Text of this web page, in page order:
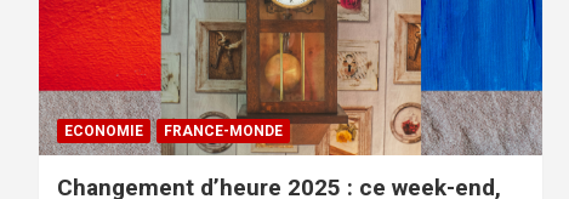
ECONOMIE FRANCE-MONDE
Changement d’heure 2025 : ce week-end,